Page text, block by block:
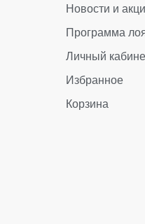
Новости и
Программа
Личный
Избранное
Корзина